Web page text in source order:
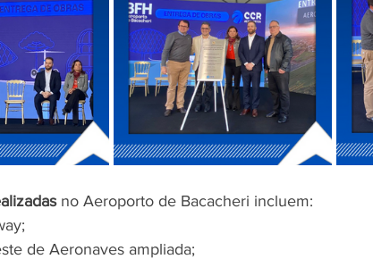
no Aeroporto de Bacacheri incluem:
de Aeronaves ampliada;